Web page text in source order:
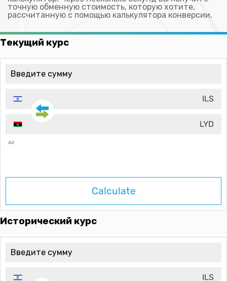
точную обменную стоимость, которую хотите,
рассчитанную с помощью калькулятора конверсии.
Текущий курс
ILS
LYD
Ad
Calculate
Исторический курс
ILS